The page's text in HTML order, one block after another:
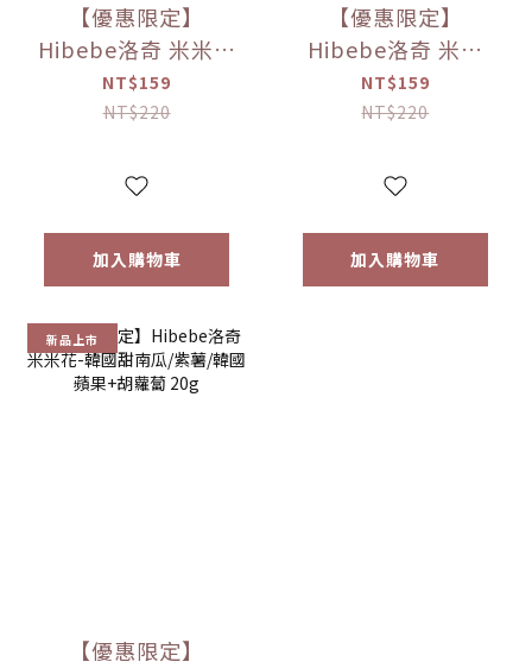
【優惠限定】
Hibebe洛奇 米米樂
長棒-蘋果/香蕉/花
椰菜/紫薯 30g
40g (12M+)
NT$159
NT$220
加入購物車
【優惠限定】
Hibebe洛奇 米米
花-ABC/李子 20g
NT$159
NT$220
加入購物車
新品上市
【優惠限定】